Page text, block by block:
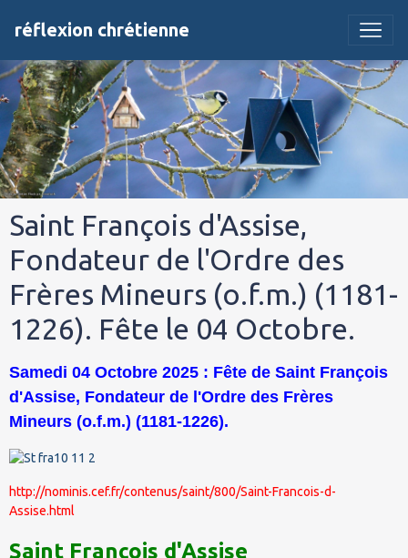
réflexion chrétienne
Saint François d'Assise,
Fondateur de l'Ordre des
Frères Mineurs (o.f.m.) (1181-
1226). Fête le 04 Octobre.
Samedi 04 Octobre 2025 : Fête de Saint François
d'Assise, Fondateur de l'Ordre des Frères
Mineurs (o.f.m.) (1181-1226).
http://nominis.cef.fr/contenus/saint/800/Saint-Francois-d-
Assise.html
Saint François d'Assise